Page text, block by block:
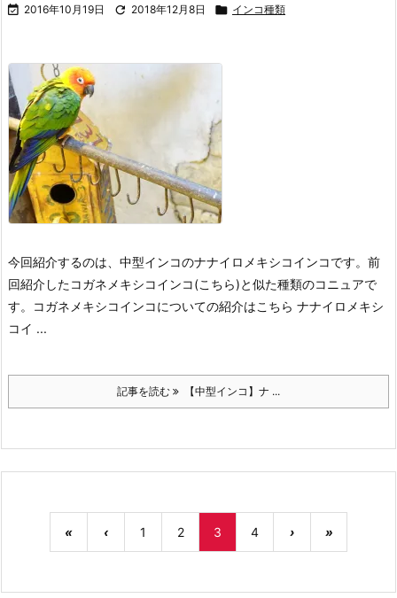
 2016年10月19日  2018年12月8日  インコ種類
今回紹介するのは、中型インコのナナイロメキシコインコです。前
回紹介したコガネメキシコインコ(こちら)と似た種類のコニュアで
す。
コガネメキシコインコについての紹介はこちら ナナイロメキシ
コイ ...
記事を読む 【中型インコ】ナ ...
« ‹ 1 2 3 4 › »